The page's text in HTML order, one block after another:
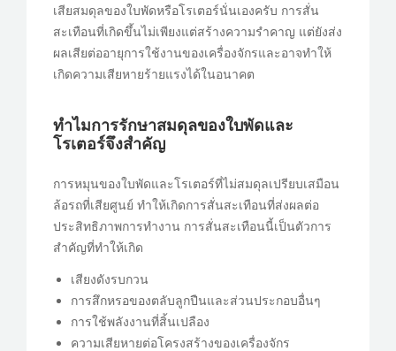
เสียสมดุลของใบพัดหรือโรเตอร์นั่นเองครับ การสั่น
สะเทือนที่เกิดขึ้นไม่เพียงแต่สร้างความรำคาญ แต่ยังส่ง
ผลเสียต่ออายุการใช้งานของเครื่องจักรและอาจทำให้
เกิดความเสียหายร้ายแรงได้ในอนาคต
ทำไมการรักษาสมดุลของใบพัดและ
โรเตอร์จึงสำคัญ
การหมุนของใบพัดและโรเตอร์ที่ไม่สมดุลเปรียบเสมือน
ล้อรถที่เสียศูนย์ ทำให้เกิดการสั่นสะเทือนที่ส่งผลต่อ
ประสิทธิภาพการทำงาน การสั่นสะเทือนนี้เป็นตัวการ
สำคัญที่ทำให้เกิด
เสียงดังรบกวน
การสึกหรอของตลับลูกปืนและส่วนประกอบอื่นๆ
การใช้พลังงานที่สิ้นเปลือง
ความเสียหายต่อโครงสร้างของเครื่องจักร